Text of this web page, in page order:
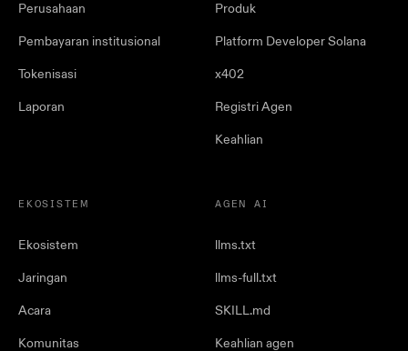
Perusahaan
Pembayaran institusional
Tokenisasi
Laporan
Produk
Platform Developer Solana
x402
Registri Agen
Keahlian
EKOSISTEM
Ekosistem
Jaringan
Acara
Komunitas
AGEN AI
llms.txt
llms-full.txt
SKILL.md
Keahlian agen